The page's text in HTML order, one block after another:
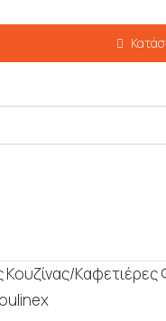
/Καφετιέρες